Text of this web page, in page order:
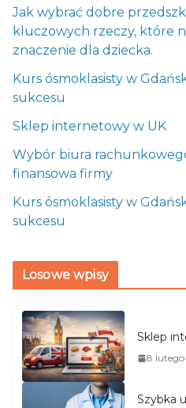
Jak wybrać dobre
kluczowych rzeczy, które
znaczenie dla dziecka.
Kurs ósmoklasisty w
sukcesu
Sklep internetowy w UK
Wybór biura
finansowa firmy
Kurs ósmoklasisty w
sukcesu
Losowe wpisy
Sklep
8
Szybka